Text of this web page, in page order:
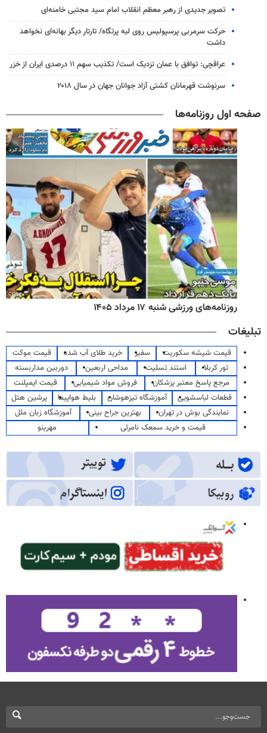
تصویر جدیدی از رهبر معظم انقلاب امام سید مجتبی خامنه‌ای
حرکت سرمربی پرسپولیس روی لبه پرتگاه/ تارتار دیگر بهانه‌ای نخواهد
داشت
عراقچی: توافق با عمان نزدیک است/ تکذیب سهم ۱۱ درصدی ایران از خزر
سرنوشت قهرمانان کشتی آزاد جوانان جهان در سال ۲۰۱۸
صفحه اول روزنامه‌ها
روزنامه‌های ورزشی شنبه ۱۷ مرداد ۱۴۰۵
تبلیغات
قیمت شیشه سکوریت سفیر خرید طلای آب شده
قیمت موکت
تور کربلا
استند تسلیت مداحی اربعین
دوربین مداربسته
مرجع پاسخ معتبر پزشکان
فروش مواد شیمیایی
قیمت ایمپلنت
قطعات لباسشویی
آموزشگاه تیزهوشان بلیط هواپیما
پرشین هتل
نمایندگی بوش در تهران
بهترین جراح بینی
آموزشگاه زبان ملل
قیمت و خرید سمعک نامرئی
مهرینو